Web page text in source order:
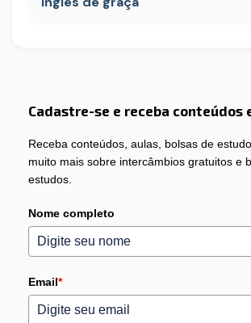
Cadastre-se e receba conteúdos
Receba conteúdos, aulas, bolsas de
muito mais sobre intercâmbios gratuitos e
estudos.
Nome completo
Email*